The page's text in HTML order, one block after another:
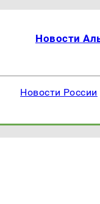
Новости
Новости России